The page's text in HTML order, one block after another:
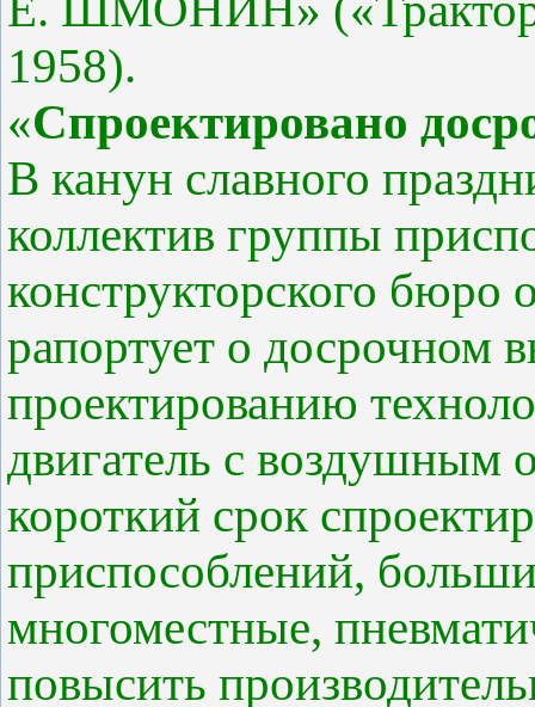
1958).
«Спроектировано
В канун славного
коллектив группы
конструкторского бюро
рапортует о досрочном
проектированию
двигатель с воздушным
короткий срок
приспособлений,
многоместные,
повысить